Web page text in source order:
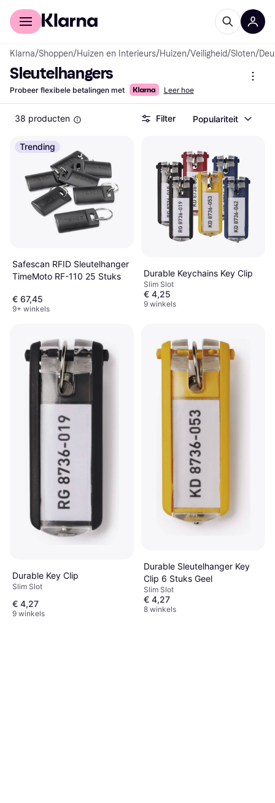
Voor shoppers
Klarna/Shoppen/Huizen en Interieurs/Huizen/Veiligheid/Sloten/
Sleutelhangers
Probeer flexibele betalingen met Leer hoe
38 producten Filter Populariteit
Trending
Safescan RFID Sleutelhanger
TimeMoto RF-110 25 Stuks
€ 67,45
9+ winkels
Durable Keychains Key Clip
Slim Slot
€ 4,25
9 winkels
Durable Key Clip
Slim Slot
€ 4,27
9 winkels
Durable Sleutelhanger Key
Clip 6 Stuks Geel
Slim Slot
€ 4,27
8 winkels